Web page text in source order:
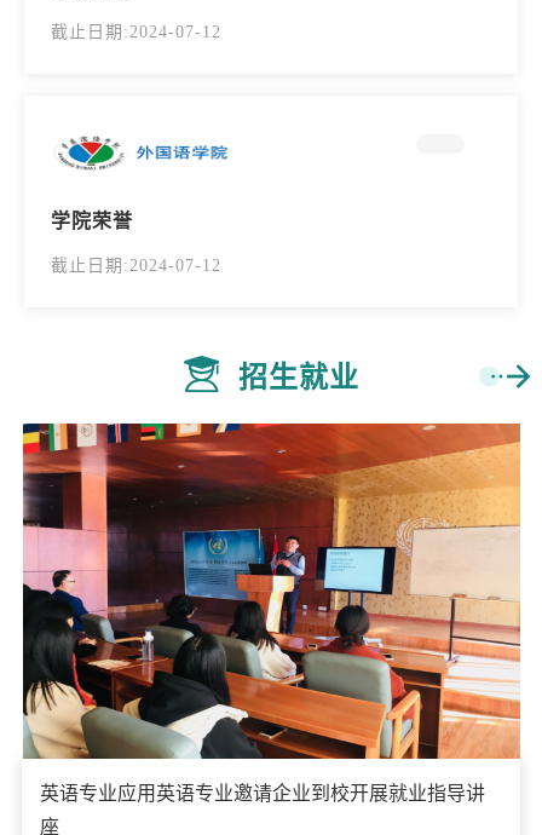
截止日期:2024-07-12
学院荣誉
截止日期:2024-07-12
招生就业
英语专业应用英语专业邀请企业到校开展就业指导讲